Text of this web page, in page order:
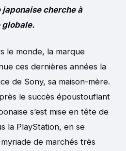
cherche à
globale.
le monde, la marque
ces dernières années la
de Sony, sa maison-mère.
le succès époustouflant
s’est mise en tête de
la PlayStation, en se
de marchés très